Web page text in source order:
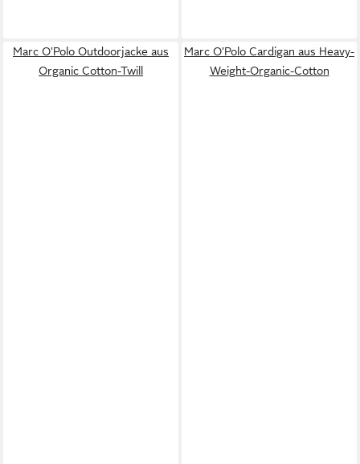
Marc O'Polo Outdoorjacke aus
Organic Cotton-Twill
Marc O'Polo Cardigan aus Heavy-
Weight-Organic-Cotton